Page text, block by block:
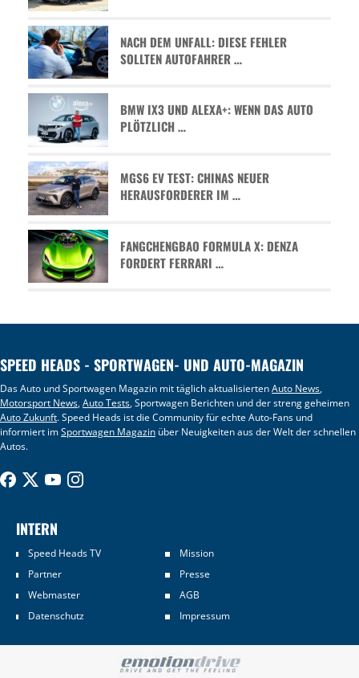
NACH DEM UNFALL: DIESE FEHLER
SOLLTEN AUTOFAHRER …
BMW IX3 UND ALEXA+: WENN DAS AUTO
PLÖTZLICH …
MGS6 EV TEST: CHINAS NEUER
HERAUSFORDERER IM …
FANGCHENGBAO FORMULA X: DENZA
FORDERT FERRARI …
SPEED HEADS - SPORTWAGEN- UND AUTO-MAGAZIN
Das Auto und Sportwagen Magazin mit täglich aktualisiertenAuto News,
Motorsport News,Auto Tests, Sportwagen Berichten und der streng geheimen
Auto Zukunft. Speed Heads ist die Community für echte Auto-Fans und
informiert imSportwagen Magazin über Neuigkeiten aus der Welt der schnellen
Autos.
INTERN
Speed Heads TV
Mission
Partner
Presse
Webmaster
AGB
Datenschutz
Impressum